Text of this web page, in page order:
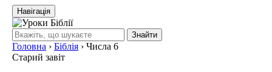
Навігація
Знайти
Головна › Біблія › Числа 6
Старий завіт